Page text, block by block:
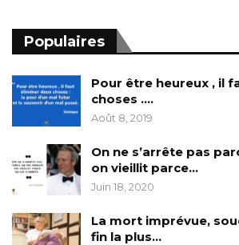
Populaires
Pour être heureux , il
choses ….
Août 8, 2019
On ne s’arrête pas
on vieillit parce…
Juin 18, 2020
La mort imprévue,
fin la plus…